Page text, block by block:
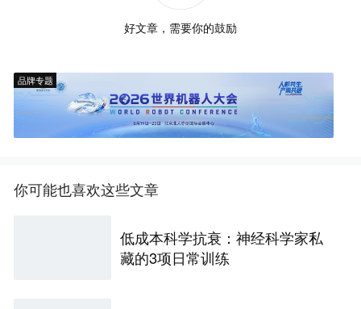
好文章，需要你的鼓励
品牌专题
你可能也喜欢这些文章
低成本科学抗衰：神经科学家私
藏的3项日常训练